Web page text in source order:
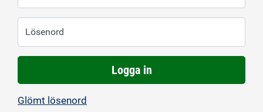
Lösenord
Logga in
Glömt lösenord